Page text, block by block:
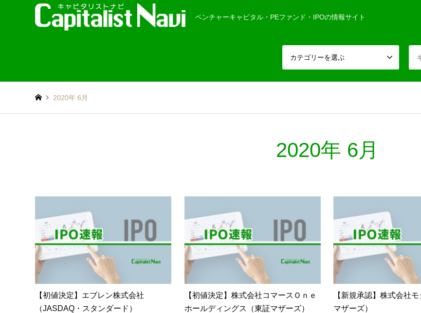
ベンチャーキャピタル・PEファンド・IPOの情報サイト
カテゴリーを選ぶ
2020年 6月
2020年 6月
【初値決定】エブレン株式会社
（JASDAQ・スタンダード）
【初値決定】株式会社コマースＯｎｅ
ホールディングス（東証マザーズ）
【新規承認】株式会社
マザーズ）